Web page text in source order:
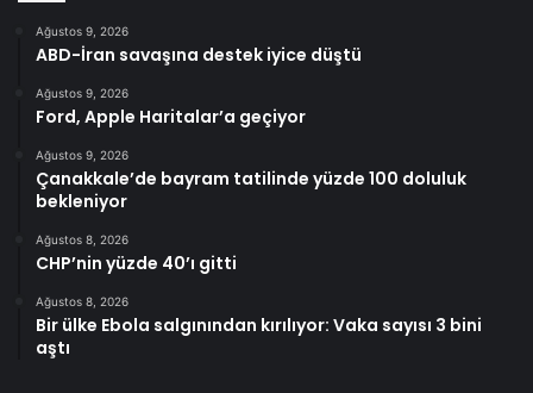
Ağustos 9, 2026
ABD-İran savaşına destek iyice düştü
Ağustos 9, 2026
Ford, Apple Haritalar’a geçiyor
Ağustos 9, 2026
Çanakkale’de bayram tatilinde yüzde 100 doluluk
bekleniyor
Ağustos 8, 2026
CHP’nin yüzde 40’ı gitti
Ağustos 8, 2026
Bir ülke Ebola salgınından kırılıyor: Vaka sayısı 3 bini
aştı